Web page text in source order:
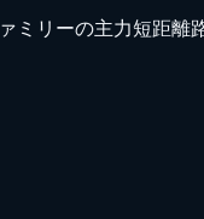
ーの主力短距離